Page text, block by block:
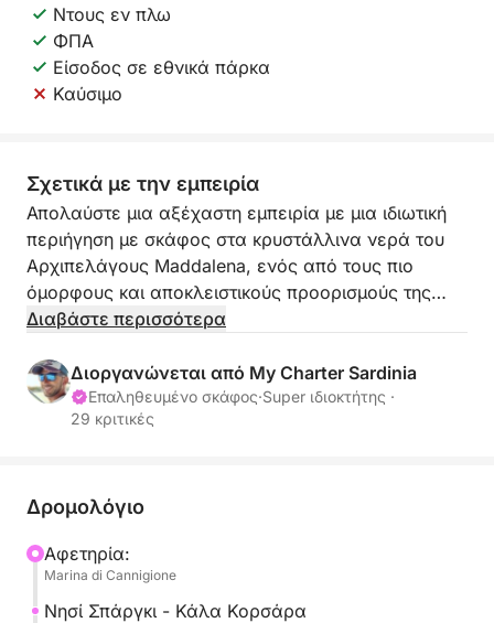
Ντους εν πλω
ΦΠΑ
Είσοδος σε εθνικά πάρκα
Καύσιμο
Σχετικά με την εμπειρία
Απολαύστε μια αξέχαστη εμπειρία με μια ιδιωτική
περιήγηση με σκάφος στα κρυστάλλινα νερά του
Αρχιπελάγους Maddalena, ενός από τους πιο
όμορφους και αποκλειστικούς προορισμούς της
Σαρδηνίας.
Αναχωρώντας από το Cannigione, θα
εξερευνήσετε κρυμμένους όρμους, τιρκουάζ νερά
και εμβληματικές τοποθεσίες όπως το Spargi, το
Αυτή είναι μια εντελώς ιδιωτική εμπειρία: χωρίς
εσείς, οι καλεσμένοι σας και ένας επαγγελματίας
καπετάνιος που θα φροντίσει για τα πάντα.
Διαβάστε περισσότερα
Διοργανώνεται από My Charter Sardinia
Επαληθευμένο σκάφος·Super ιδιοκτήτης ·
29 κριτικές
Δρομολόγιο
Αφετηρία:
Marina di Cannigione
Νησί Σπάργκι - Κάλα Κορσάρα